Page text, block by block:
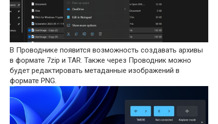
В Проводнике появится возможность создавать архивы
в формате 7zip и TAR. Также через Проводник можно
будет редактировать метаданные изображений в
формате PNG.